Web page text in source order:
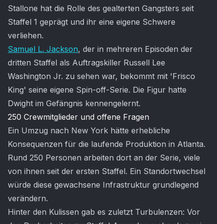
Stallone hat die Rolle des gealterten Gangsters seit
Staffel 1 geprägt und ihr eine eigene Schwere
verliehen.
Samuel L. Jackson, der in mehreren Episoden der
dritten Staffel als Auftragskiller Russell Lee
Washington Jr. zu sehen war, bekommt mit 'Frisco
King' seine eigene Spin-off-Serie. Die Figur hatte
Dwight im Gefängnis kennengelernt.
250 Crewmitglieder und offene Fragen
Ein Umzug nach New York hätte erhebliche
Konsequenzen für die laufende Produktion in Atlanta.
Rund 250 Personen arbeiten dort an der Serie, viele
von ihnen seit der ersten Staffel. Ein Standortwechsel
würde diese gewachsene Infrastruktur grundlegend
verändern.
Hinter den Kulissen gab es zuletzt Turbulenzen: Vor